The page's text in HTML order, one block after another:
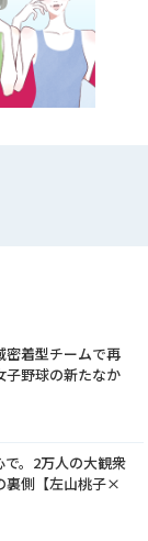
密着型チームで再
子野球の新たなか
で。2万人の大観衆
裏側【左山桃子×